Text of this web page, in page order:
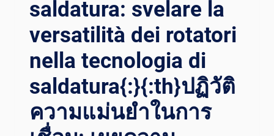
I P
ELL’ASSEMBLAGGIO D
ORRI E
OLICHE{:}{
:TH}ก
ารย
กร
saldatura: svelare la
versatilità dei rotatori
nella tecnologia di
saldatura{:}{:th}ปฏิวัติ
ความแม่นยำในการ